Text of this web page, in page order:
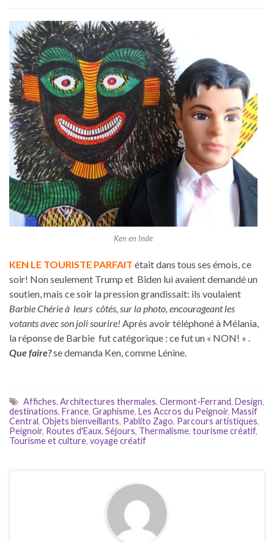
Ken en Inde
KEN LE TOURISTE PARFAIT était dans tous ses émois, ce
soir! Non seulement Trump et Biden lui avaient demandé un
soutien, mais ce soir la pression grandissait: ils voulaient
Barbie Chérie à leurs côtés, sur la photo, encourageant les
votants avec son joli sourire! Après avoir téléphoné à Mélania,
la réponse de Barbie fut catégorique : ce fut un « NON! » .
Que faire?se demanda Ken, comme Lénine.
Affiches, Architectures thermales, Clermont-Ferrand, Design,
destinations, France, Graphisme, Les Accros du Peignoir, Massif
Central , Objets bienveillants, Pablito Zago, Parcours artistiques,
Peignoir, Routes d'Eaux, Séjours, Thermalisme, tourisme créatif,
Tourisme et culture, voyage créatif